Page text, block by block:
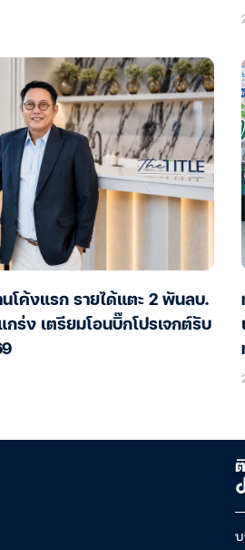
นโค้งแรก รายได้แตะ 2 พันลบ.
ร่ง เตรียมโอนบิ๊กโปรเจกต์รับ